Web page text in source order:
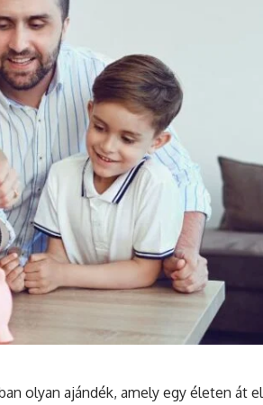
olyan ajándék, amely egy életen át